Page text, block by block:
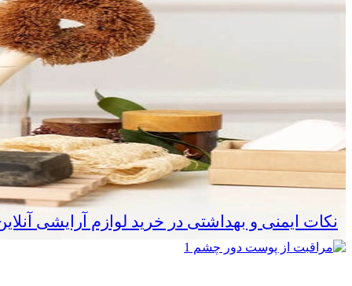
نکات ایمنی و بهداشتی در خرید لوازم آرایشی